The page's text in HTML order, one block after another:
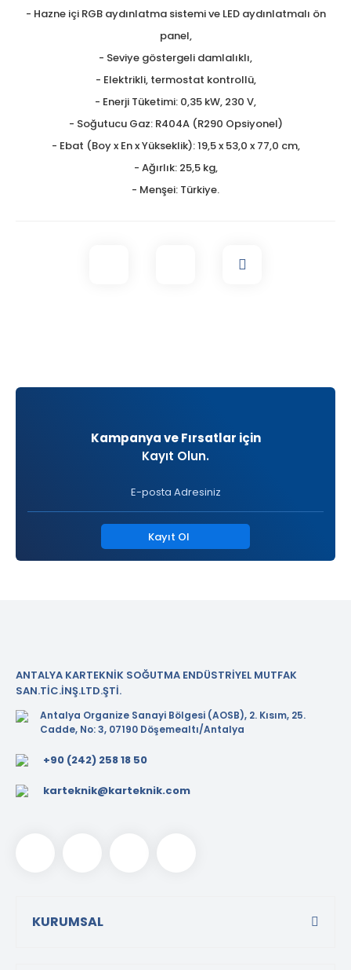
- Hazne içi RGB aydınlatma sistemi ve LED aydınlatmalı ön
panel,
- Seviye göstergeli damlalıklı,
- Elektrikli, termostat kontrollü,
- Enerji Tüketimi: 0,35 kW, 230 V,
- Soğutucu Gaz: R404A (R290 Opsiyonel)
- Ebat (Boy x En x Yükseklik): 19,5 x 53,0 x 77,0 cm,
- Ağırlık: 25,5 kg,
- Menşei: Türkiye.
Kampanya ve Fırsatlar için
Kayıt Olun.
Kayıt Ol
ANTALYA KARTEKNİK SOĞUTMA ENDÜSTRİYEL MUTFAK
SAN.TİC.İNŞ.LTD.ŞTİ.
Antalya Organize Sanayi Bölgesi (AOSB), 2. Kısım, 25.
Cadde, No: 3, 07190 Döşemealtı/Antalya
+90 (242) 258 18 50
karteknik@karteknik.com
KURUMSAL